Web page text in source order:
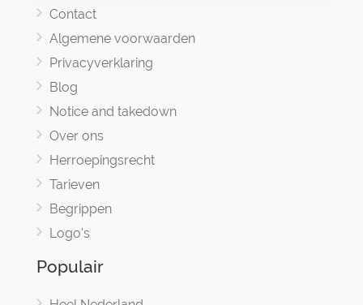
Contact
Algemene voorwaarden
Privacyverklaring
Blog
Notice and takedown
Over ons
Herroepingsrecht
Tarieven
Begrippen
Logo's
Populair